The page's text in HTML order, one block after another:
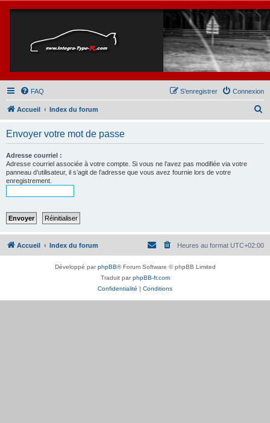
FAQ Connexion
S’enregistrer
Accueil Index du forum
Envoyer votre mot de passe
Adresse courriel :
Adresse courriel associée à votre compte. Si vous ne l’avez pas modifiée via votre
panneau d’utilisateur, il s’agit de l’adresse que vous avez fournie lors de votre
enregistrement.
Accueil Index du forum Heures au format UTC+02:00
Développé parphpBB® Forum Software © phpBB Limited
Traduit parphpBB-fr.com
Confidentialité | Conditions